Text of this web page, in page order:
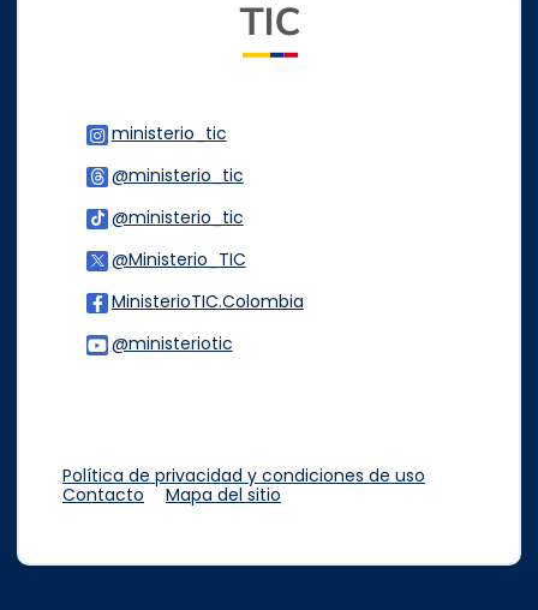
ministerio_tic
@ministerio_tic
@ministerio_tic
@Ministerio_TIC
MinisterioTIC.Colombia
@ministeriotic
Política de privacidad y condiciones de uso
Contacto
Mapa del sitio